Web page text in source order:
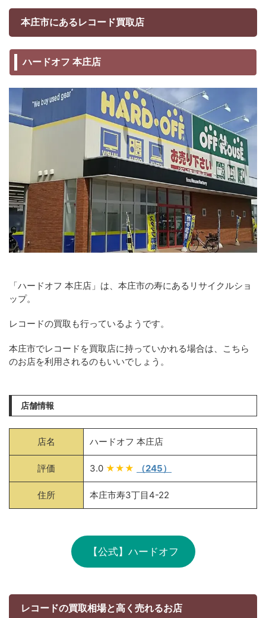
本庄市にあるレコード買取店
ハードオフ 本庄店
「ハードオフ 本庄店」は、本庄市の寿にあるリサイクルショ
ップ。
レコードの買取も行っているようです。
本庄市でレコードを買取店に持っていかれる場合は、こちら
のお店を利用されるのもいいでしょう。
店舗情報
店名 ハードオフ 本庄店
評価 3.0 ★★★ （245）
住所 本庄市寿3丁目4-22
【公式】ハードオフ
レコードの買取相場と高く売れるお店